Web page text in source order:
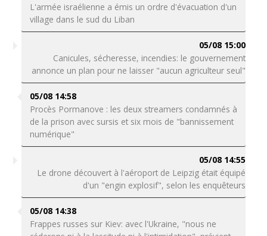
L'armée israélienne a émis un ordre d'évacuation d'un
village dans le sud du Liban
05/08 15:00
Canicules, sécheresse, incendies: le gouvernement
annonce un plan pour ne laisser "aucun agriculteur seul"
05/08 14:58
Procès Pormanove : les deux streamers condamnés à
de la prison avec sursis et six mois de "bannissement
numérique"
05/08 14:55
Le drone découvert à l'aéroport de Leipzig était équipé
d'un "engin explosif", selon les enquêteurs
05/08 14:38
Frappes russes sur Kiev: avec l'Ukraine, "nous ne